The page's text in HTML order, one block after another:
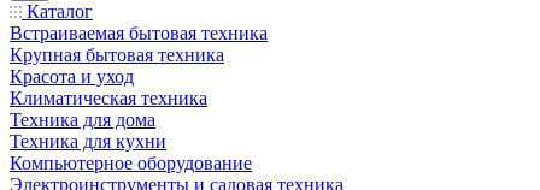
Каталог
Встраиваемая бытовая техника
Крупная бытовая техника
Красота и уход
Климатическая техника
Техника для дома
Техника для кухни
Компьютерное оборудование
Электроинструменты и садовая техника